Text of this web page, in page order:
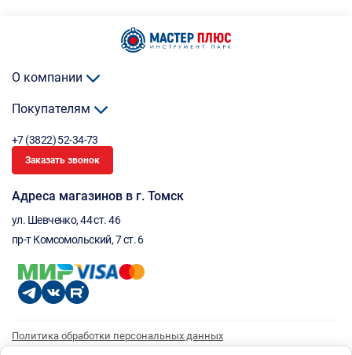
О компании
Покупателям
+7 (3822) 52-34-73
Заказать звонок
Адреса магазинов в г. Томск
ул. Шевченко, 44 ст. 46
пр-т Комсомольский, 7 ст. 6
Политика обработки персональных данных